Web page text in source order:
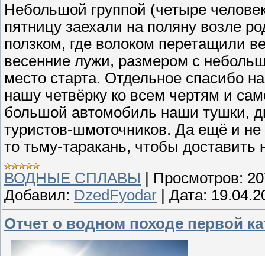
Небольшой группой (четыре
пятницу заехали на поляну возле
ползком, где волоком перетащили
весенние лужи, размером с
место старта. Отдельное спасибо
нашу четвёрку ко всем чертям и
большой автомобиль наши тушки,
туристов-шмоточников. Да ещё и не
то тьму-таракань, чтобы доставить
ВОДНЫЕ СПЛАВЫ
Просмотров:
Добавил: DzedFyodar Дата:
Отчет о водном походе первой